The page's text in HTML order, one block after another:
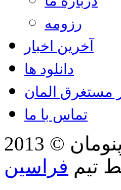
رزومه
آخرین اخبار
دانلود ها
مستغرق المان
تماس با ما
2013 © کلیه حقوق مطالب، تصاویر برای شرکت پنومان
تیم فراسین